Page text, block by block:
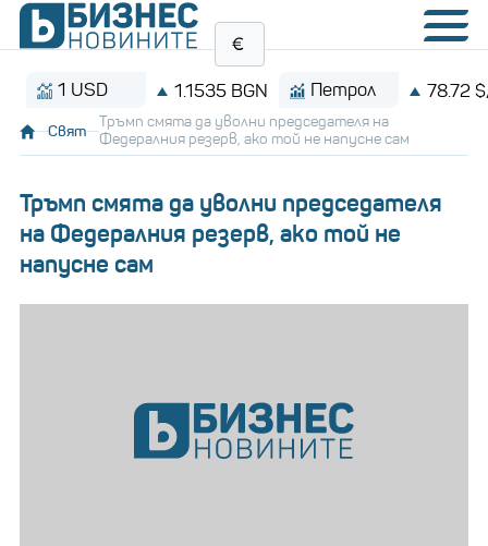
1 USD 1.1535 BGN Петрол 78.72 $/барел
Свят
Тръмп смята да уволни председателя на
Федералния резерв, ако той не напусне сам
Тръмп смята да уволни председателя
на Федералния резерв, ако той не
напусне сам